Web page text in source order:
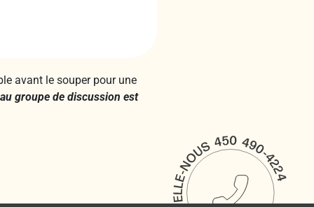
avant le souper pour une
groupe de discussion est